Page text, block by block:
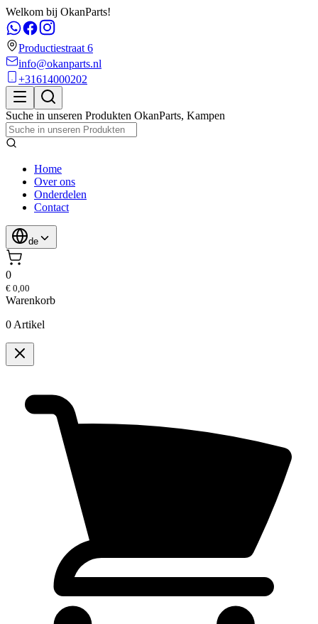
Welkom bij OkanParts!
Productiestraat 6
info@okanparts.nl
+31614000202
Suche in unseren Produkten OkanParts, Kampen
Home
Over ons
Onderdelen
Contact
de
0
€ 0,00
Warenkorb
0 Artikel